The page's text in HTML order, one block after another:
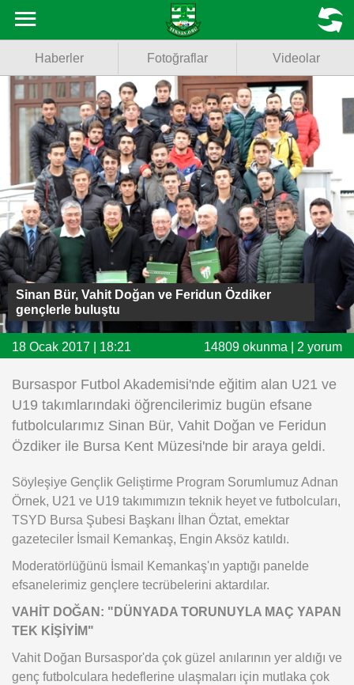
Fotoğraflar
Videolar
Basketbol
Voleybol
Puan Durumu
Fikstür
Facebook
Twitter
Instagram
Android
MENU
Haberler Fotoğraflar Videolar
Sinan Bür, Vahit Doğan ve Feridun Özdiker
gençlerle buluştu
18 Ocak 2017 | 18:21 14809 okunma | 2 yorum
Bursaspor Futbol Akademisi'nde eğitim alan U21 ve
U19 takımlarındaki öğrencilerimiz bugün efsane
futbolcularımız Sinan Bür, Vahit Doğan ve Feridun
Özdiker ile Bursa Kent Müzesi'nde bir araya geldi.
Söyleşiye Gençlik Geliştirme Program Sorumlumuz Adnan
Örnek, U21 ve U19 takımımızın teknik heyet ve futbolcuları,
TSYD Bursa Şubesi Başkanı İlhan Öztat, emektar
gazeteciler İsmail Kemankaş, Engin Aksöz katıldı.
Moderatörlüğünü İsmail Kemankaş'ın yaptığı panelde
efsanelerimiz gençlere tecrübelerini aktardılar.
VAHİT DOĞAN: "DÜNYADA TORUNUYLA MAÇ YAPAN
TEK KİŞİYİM"
Vahit Doğan Bursaspor'da çok güzel anılarının yer aldığı ve
genç futbolculara hedeflerine ulaşmaları için mutlaka çok